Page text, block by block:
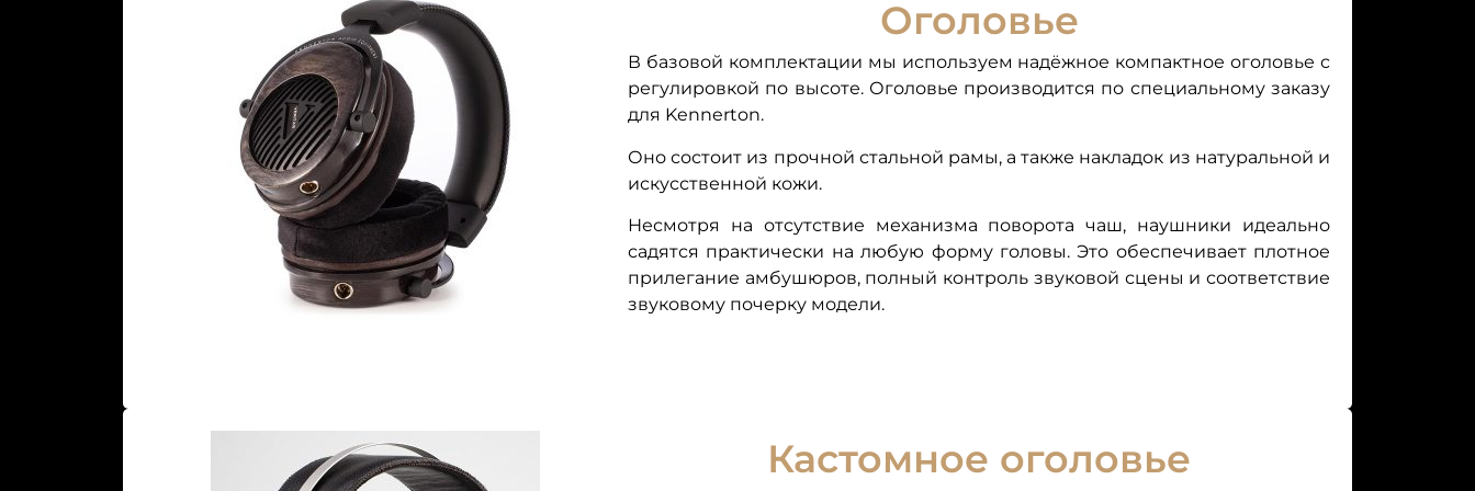
Оголовье
В базовой комплектации мы используем надёжное компактное оголовье с
регулировкой по высоте. Оголовье производится по специальному заказу
для Kennerton.
Оно состоит из прочной стальной рамы, а также накладок из натуральной и
искусственной кожи.
Несмотря на отсутствие механизма поворота чаш, наушники идеально
садятся практически на любую форму головы. Это обеспечивает плотное
прилегание амбушюров, полный контроль звуковой сцены и соответствие
звуковому почерку модели.
Кастомное оголовье